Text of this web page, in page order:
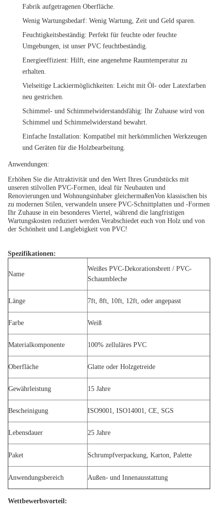
Fabrik aufgetragenen Oberfläche.
Wenig Wartungsbedarf: Wenig Wartung, Zeit und Geld sparen.
Feuchtigkeitsbeständig: Perfekt für feuchte oder feuchte
Umgebungen, ist unser PVC feuchtbeständig.
Energieeffizient: Hilft, eine angenehme Raumtemperatur zu
erhalten.
Vielseitige Lackiermöglichkeiten: Leicht mit Öl- oder Latexfarben
neu gestrichen.
Schimmel- und Schimmelwiderstandsfähig: Ihr Zuhause wird von
Schimmel und Schimmelwiderstand bewahrt.
Einfache Installation: Kompatibel mit herkömmlichen Werkzeugen
und Geräten für die Holzbearbeitung.
Anwendungen:
Erhöhen Sie die Attraktivität und den Wert Ihres Grundstücks mit
unseren stilvollen PVC-Formen, ideal für Neubauten und
Renovierungen.und Wohnungsinhaber gleichermaßenVon klassischen bis
zu modernen Stilen, verwandeln unsere PVC-Schnittplatten und -Formen
Ihr Zuhause in ein besonderes Viertel, während die langfristigen
Wartungskosten reduziert werden.Verabschiedet euch von Holz und von
der Schönheit und Langlebigkeit von PVC!
Spezifikationen:
Name
Weißes PVC-Dekorationsbrett / PVC-
Schaumbleche
Länge 7ft, 8ft, 10ft, 12ft, oder angepasst
Farbe Weiß
Materialkomponente 100% zelluläres PVC
Oberfläche Glatte oder Holzgetreide
Gewährleistung 15 Jahre
Bescheinigung ISO9001, ISO14001, CE, SGS
Lebensdauer 25 Jahre
Paket Schrumpfverpackung, Karton, Palette
Anwendungsbereich Außen- und Innenausstattung
Wettbewerbsvorteil: